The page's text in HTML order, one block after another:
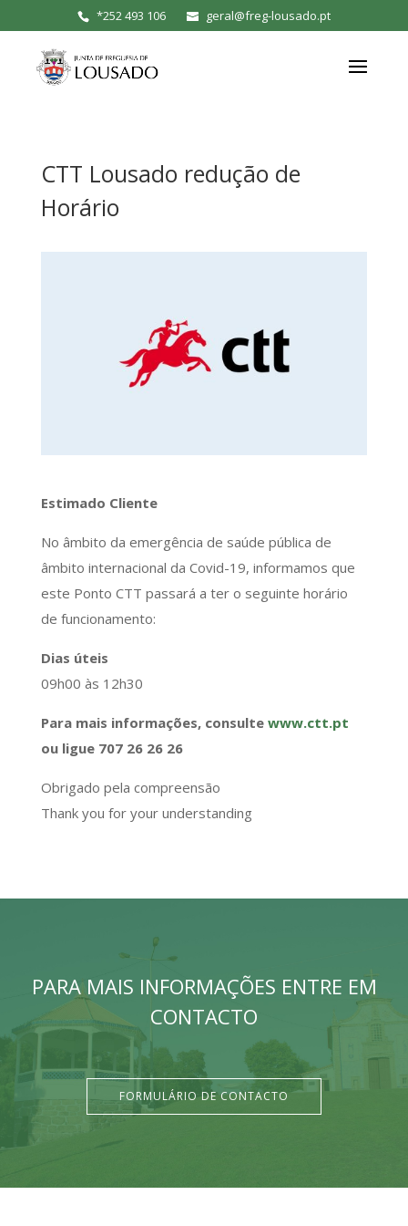
*252 493 106 geral@freg-lousado.pt
CTT Lousado redução de
Horário
Estimado Cliente
No âmbito da emergência de saúde pública de
âmbito internacional da Covid-19, informamos que
este Ponto CTT passará a ter o seguinte horário
de funcionamento:
Dias úteis
09h00 às 12h30
Para mais informações, consulte www.ctt.pt
ou ligue 707 26 26 26
Obrigado pela compreensão
Thank you for your understanding
PARA MAIS INFORMAÇÕES ENTRE EM
CONTACTO
FORMULÁRIO DE CONTACTO